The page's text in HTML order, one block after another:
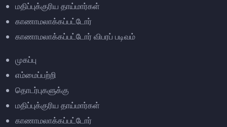
மதிப்புக்குரிய தாய்மார்கள்
காணாமலாக்கப்பட்டோர்
காணாமலாக்கப்பட்டோர் விபரப் படிவம்
முகப்பு
எம்மைப்பற்றி
தொடர்புகளுக்கு
மதிப்புக்குரிய தாய்மார்கள்
காணாமலாக்கப்பட்டோர்